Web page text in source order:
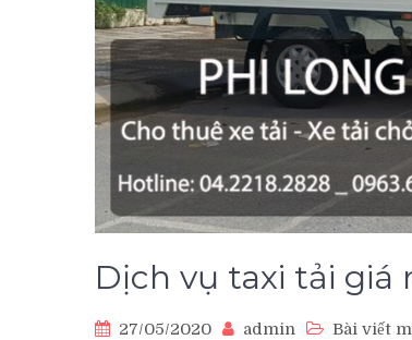
Dịch vụ taxi tải giá
27/05/2020 admin Bài viết